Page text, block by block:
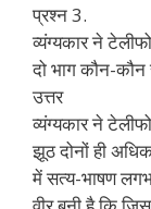
प्रश्न 3.
व्यंग्यकार ने
दो भाग कौन-कौन
उत्तर
व्यंग्यकार ने
झूठ दोनों ही
में सत्य-भाषण